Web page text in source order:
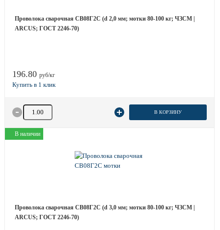
Проволока сварочная СВ08Г2С (d 2,0 мм; мотки 80-100 кг; ЧЗСМ |
ARCUS; ГОСТ 2246-70)
196.80 руб/кг
Количество товара В КОРЗИНУ
В наличии
Проволока сварочная СВ08Г2С (d 3,0 мм; мотки 80-100 кг; ЧЗСМ |
ARCUS; ГОСТ 2246-70)